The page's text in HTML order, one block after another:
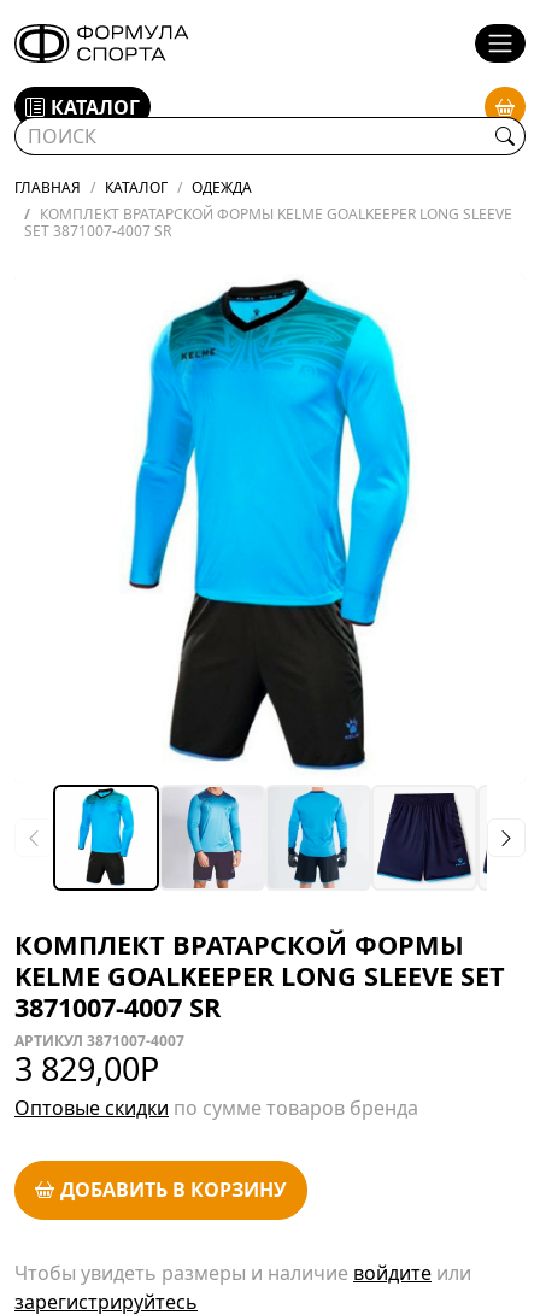
КАТАЛОГ
ГЛАВНАЯ КАТАЛОГ
ОДЕЖДА
КОМПЛЕКТ ВРАТАРСКОЙ ФОРМЫ KELME GOALKEEPER LONG SLEEVE
SET 3871007-4007 SR
КОМПЛЕКТ ВРАТАРСКОЙ ФОРМЫ
KELME GOALKEEPER LONG SLEEVE SET
3871007-4007 SR
АРТИКУЛ 3871007-4007
3 829,00Р
Оптовые скидки по сумме товаров бренда
ДОБАВИТЬ В КОРЗИНУ
Чтобы увидеть размеры и наличие войдите или
зарегистрируйтесь